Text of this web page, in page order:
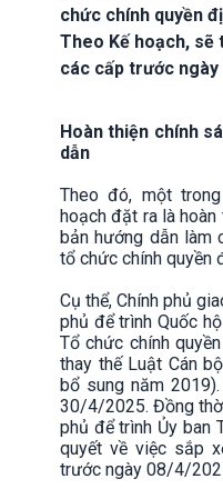
chức chính quyền
Theo Kế hoạch, sẽ
các cấp trước ngày
Hoàn thiện chính
dẫn
Theo đó, một
hoạch đặt ra là hoàn
bản hướng dẫn làm
tổ chức chính quyền
Cụ thể, Chính phủ
phủ để trình Quốc
Tổ chức chính
thay thế Luật Cán
bổ sung năm
30/4/2025. Đồng
phủ để trình Ủy ban
quyết về việc sắp
trước ngày 08/4/